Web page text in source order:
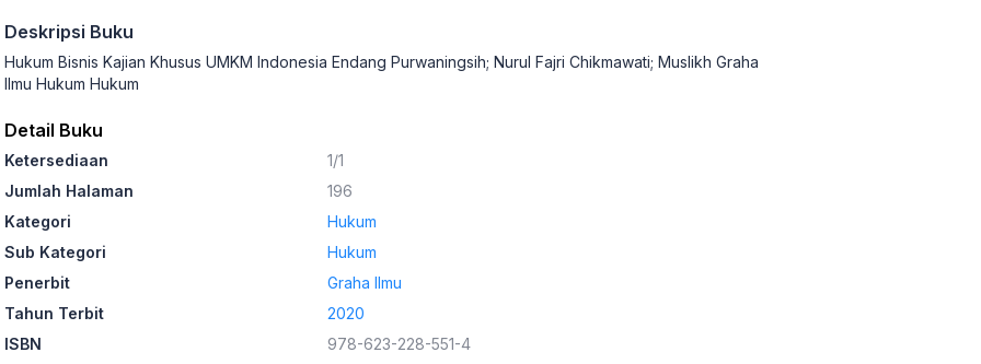
Deskripsi Buku
Hukum Bisnis Kajian Khusus UMKM Indonesia Endang Purwaningsih; Nurul Fajri Chikmawati; Muslikh Graha
Ilmu Hukum Hukum
Detail Buku
Ketersediaan
1/1
Jumlah Halaman
196
Kategori
Hukum
Sub Kategori
Hukum
Penerbit
Graha Ilmu
Tahun Terbit
2020
ISBN
978-623-228-551-4